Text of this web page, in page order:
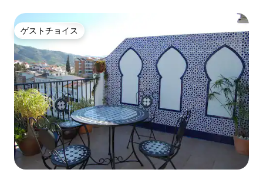
ゲストチョイス
ゲストチョイス